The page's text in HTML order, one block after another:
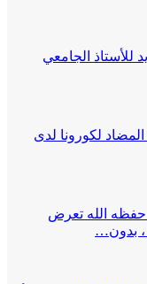
الجامعي
لكورونا لدى
الله تعرض